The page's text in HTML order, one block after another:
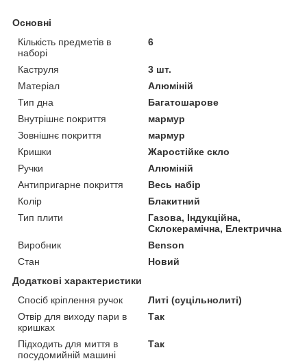
Основні
Кількість предметів в
наборі
6
Каструля
3 шт.
Матеріал
Алюміній
Тип дна
Багатошарове
Внутрішнє покриття
мармур
Зовнішнє покриття
мармур
Кришки
Жаростійке скло
Ручки
Алюміній
Антипригарне покриття
Весь набір
Колір
Блакитний
Тип плити
Газова, Індукційна,
Склокерамічна, Електрична
Виробник
Benson
Стан
Новий
Додаткові характеристики
Спосіб кріплення ручок
Литі (суцільнолиті)
Отвір для виходу пари в
кришках
Так
Підходить для миття в
посудомийній машині
Так